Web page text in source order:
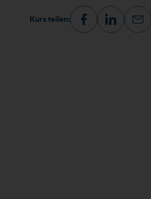
Kurs teilen: